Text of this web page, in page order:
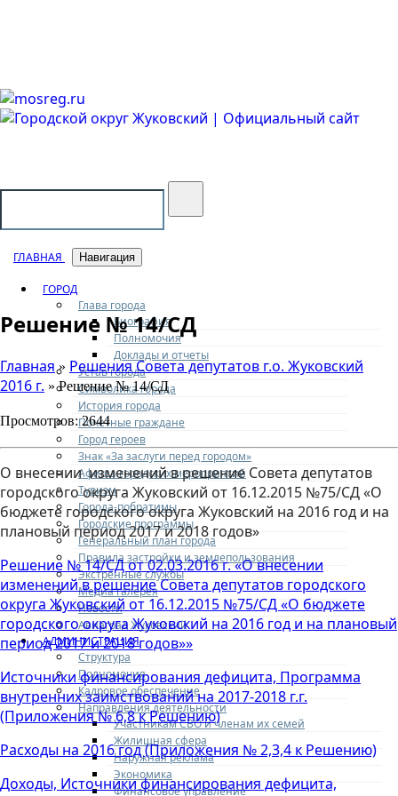
ГЛАВНАЯ Навигация
ГОРОД
Глава города
Биография
Полномочия
Доклады и отчеты
Устав города
Символика города
История города
Почетные граждане
Город героев
Знак «За заслуги перед городом»
Афиша городских мероприятий
Туризм
Города-побратимы
Городские программы
Генеральный план города
Правила застройки и землепользования
Экстренные службы
Медиа галерея
Новости
Авиаград Жуковский
АДМИНИСТРАЦИЯ
Структура
Полномочия
Кадровое обеспечение
Направления деятельности
Участникам СВО и членам их семей
Жилищная сфера
Наружная реклама
Экономика
Финансовое управление
Решение № 14/СД
Главная» Решения Совета депутатов г.о. Жуковский
2016 г. » Решение № 14/СД
Просмотров: 2644
О внесении изменений в решение Совета депутатов
городского округа Жуковский от 16.12.2015 №75/СД «О
бюджете городского округа Жуковский на 2016 год и на
плановый период 2017 и 2018 годов»
Решение № 14/СД от 02.03.2016 г. «О внесении
изменений в решение Совета депутатов городского
округа Жуковский от 16.12.2015 №75/СД «О бюджете
городского округа Жуковский на 2016 год и на плановый
период 2017 и 2018 годов»»
Источники финансирования дефицита, Программа
внутренних заимствований на 2017-2018 г.г.
(Приложения № 6,8 к Решению)
Расходы на 2016 год (Приложения № 2,3,4 к Решению)
Доходы, Источники финансирования дефицита,